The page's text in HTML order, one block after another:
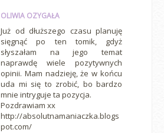
OLIWIA OZYGAŁA
Już od dłuższego czasu planuję
sięgnąć po ten tomik, gdyż
słyszałam na jego temat
naprawdę wiele pozytywnych
opinii. Mam nadzieję, że w końcu
uda mi się to zrobić, bo bardzo
mnie intryguje ta pozycja.
Pozdrawiam xx
http://absolutnamaniaczka.blogs
pot.com/